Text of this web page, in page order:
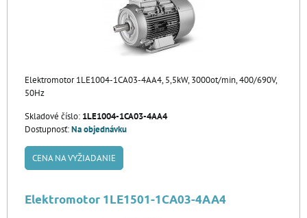
Elektromotor 1LE1004-1CA03-4AA4, 5,5kW, 3000ot/min, 400/690V,
50Hz
Skladové číslo: 1LE1004-1CA03-4AA4
Dostupnosť:Na objednávku
CENA NA VYŽIADANIE
Elektromotor 1LE1501-1CA03-4AA4